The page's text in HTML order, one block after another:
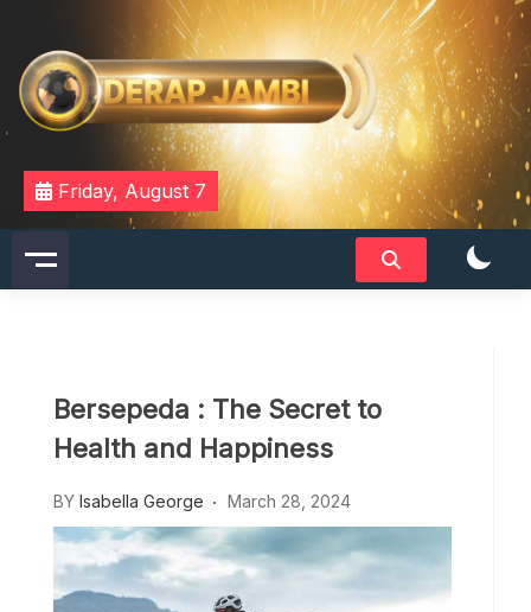
content
DERAPJAMBI
Friday, August 7
Bersepeda : The Secret to
Health and Happiness
BY Isabella George March 28, 2024